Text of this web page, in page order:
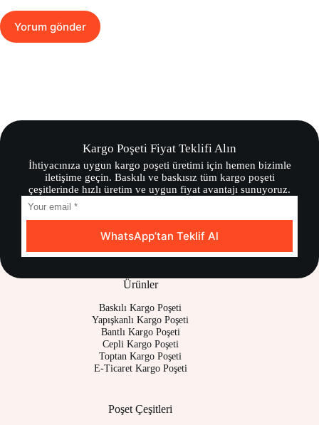
Yorum gönder
Kargo Poşeti Fiyat Teklifi Alın
İhtiyacınıza uygun kargo poşeti üretimi için hemen bizimle
iletişime geçin. Baskılı ve baskısız tüm kargo poşeti
çeşitlerinde hızlı üretim ve uygun fiyat avantajı sunuyoruz.
WhatsApp’tan Teklif Al
Ürünler
Baskılı Kargo Poşeti
Yapışkanlı Kargo Poşeti
Bantlı Kargo Poşeti
Cepli Kargo Poşeti
Toptan Kargo Poşeti
E-Ticaret Kargo Poşeti
Poşet Çeşitleri